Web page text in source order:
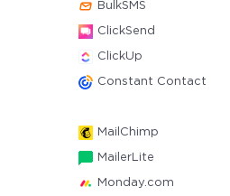
BulkSMS
ClickSend
ClickUp
Constant Contact
MailChimp
MailerLite
Monday.com